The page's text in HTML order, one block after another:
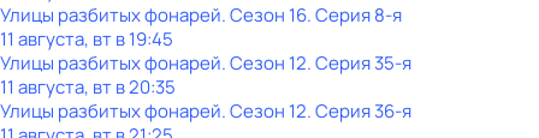
Улицы разбитых фонарей. Сезон 16. Серия 8-я
11 августа, вт в 19:45
Улицы разбитых фонарей. Сезон 12. Серия 35-я
11 августа, вт в 20:35
Улицы разбитых фонарей. Сезон 12. Серия 36-я